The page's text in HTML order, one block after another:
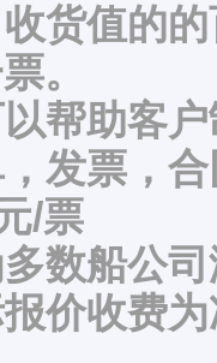
货值的
。
帮助客
发票，
/票
数船公
价收费